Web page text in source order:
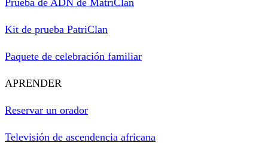
Prueba de ADN de MatriClan
Kit de prueba PatriClan
Paquete de celebración familiar
APRENDER
Reservar un orador
Televisión de ascendencia africana